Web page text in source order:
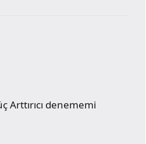
Arttırıcı denememi